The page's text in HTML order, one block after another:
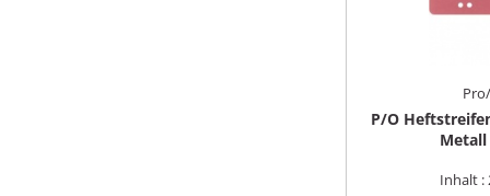
P/O
Metall
Inhalt :